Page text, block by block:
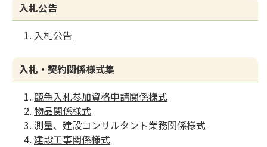
入札公告
入札公告
入札・契約関係様式集
競争入札参加資格申請関係様式
物品関係様式
測量、建設コンサルタント業務関係様式
建設工事関係様式